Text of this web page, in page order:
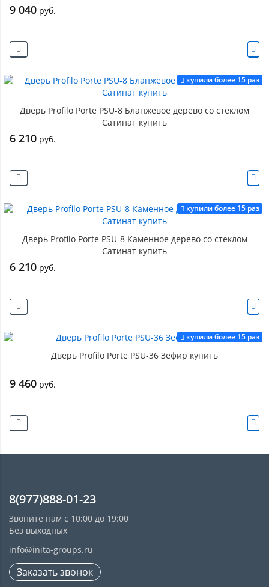
9 040 руб.
купили более 15 раз
Дверь Profilo Porte PSU-8 Бланжевое дерево со стеклом
Сатинат купить
6 210 руб.
купили более 15 раз
Дверь Profilo Porte PSU-8 Каменное дерево со стеклом
Сатинат купить
6 210 руб.
купили более 15 раз
Дверь Profilo Porte PSU-36 Зефир купить
9 460 руб.
8(977)888-01-23
Звоните нам с 10:00 до 19:00
Без выходных
info@inita-groups.ru
Заказать звонок